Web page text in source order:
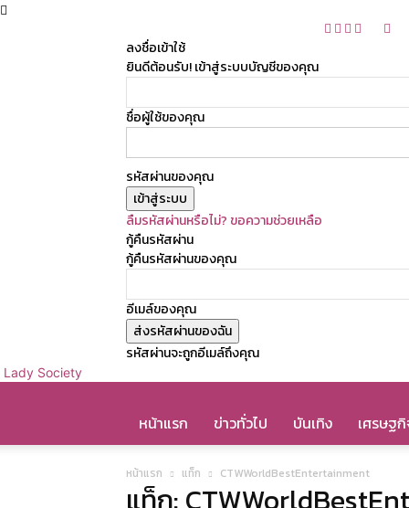
ลงชื่อเข้าใช้
ยินดีต้อนรับ! เข้าสู่ระบบบัญชีของคุณ
ชื่อผู้ใช้ของคุณ
รหัสผ่านของคุณ
ลืมรหัสผ่านหรือไม่? ขอความช่วยเหลือ
กู้คืนรหัสผ่าน
กู้คืนรหัสผ่านของคุณ
อีเมล์ของคุณ
รหัสผ่านจะถูกอีเมล์ถึงคุณ
Lady Society
หน้าแรก ข่าวทั่วไป บันเทิง เศรษฐ
หน้าแรก แท็ก CTWWorldBestEntertainment